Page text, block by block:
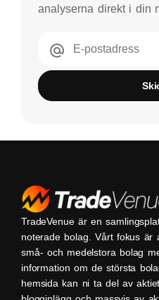
analyserna direkt i din
E-postadress
TradeVenue är en
noterade bolag. Vårt fokus är
små- och medelstora bolag
information om de största
hemsida kan ni ta del av